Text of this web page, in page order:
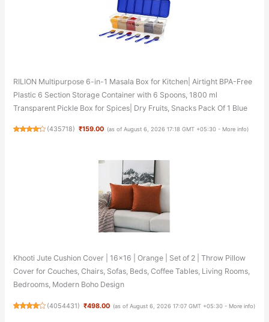
RILION Multipurpose 6-in-1 Masala Box for Kitchen| Airtight BPA-Free
Plastic 6 Section Storage Container with 6 Spoons, 1800 ml
Transparent Pickle Box for Spices| Dry Fruits, Snacks Pack Of 1 Blue
(435718) ₹159.00 (as of August 6, 2026 17:18 GMT +05:30 - More info)
Khooti Jute Cushion Cover | 16x16 | Orange | Set of 2 | Throw Pillow
Cover for Couches, Chairs, Sofas, Beds, Coffee Tables, Living Rooms,
Bedrooms, Modern Boho Design
(4054431) ₹498.00 (as of August 6, 2026 17:07 GMT +05:30 - More info)